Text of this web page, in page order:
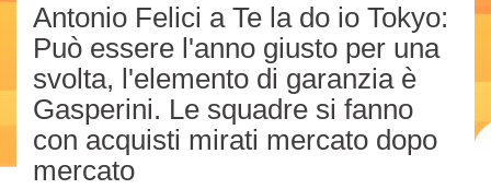
Antonio Felici a Te la do io Tokyo:
Può essere l'anno giusto per una
svolta, l'elemento di garanzia è
Gasperini. Le squadre si fanno
con acquisti mirati mercato dopo
mercato